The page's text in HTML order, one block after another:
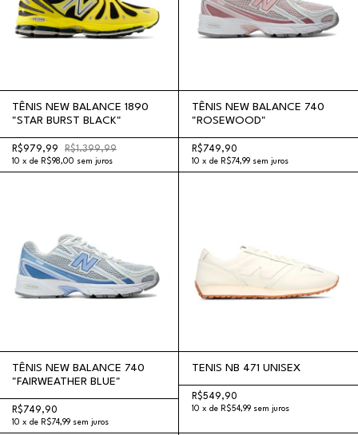
TÊNIS NEW BALANCE 1890
"STAR BURST BLACK"
R$979,99 R$1.399,99
10 x de R$98,00 sem juros
TÊNIS NEW BALANCE 740
"ROSEWOOD"
R$749,90
10 x de R$74,99 sem juros
TÊNIS NEW BALANCE 740
"FAIRWEATHER BLUE"
R$749,90
10 x de R$74,99 sem juros
TENIS NB 471 UNISEX
R$549,90
10 x de R$54,99 sem juros